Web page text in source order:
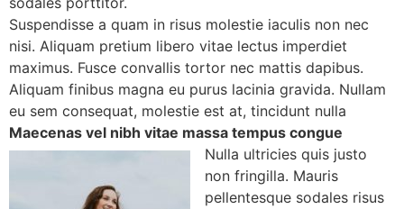
Suspendisse a quam in risus molestie iaculis non nec
nisi. Aliquam pretium libero vitae lectus imperdiet
maximus. Fusce convallis tortor nec mattis dapibus.
Aliquam finibus magna eu purus lacinia gravida. Nullam
eu sem consequat, molestie est at, tincidunt nulla
Maecenas vel nibh vitae massa tempus congue
Nulla ultricies quis justo
non fringilla. Mauris
pellentesque sodales risus